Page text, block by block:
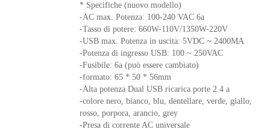
* Specifiche (nuovo modello)
-AC max. Potenza: 100-240 VAC 6a
-Tasso di potere: 660W-110V/1350W-220V
-USB max. Potenza in uscita: 5VDC ~ 2400MA
-Potenza di ingresso USB: 100 ~ 250VAC
-Fusibile: 6a (può essere cambiato)
-formato: 65 * 50 * 56mm
-Alta potenza Dual USB ricarica porte 2.4 a
-colore nero, bianco, blu, dentellare, verde, giallo,
rosso, porpora, arancio, grey
-Presa di corrente AC universale